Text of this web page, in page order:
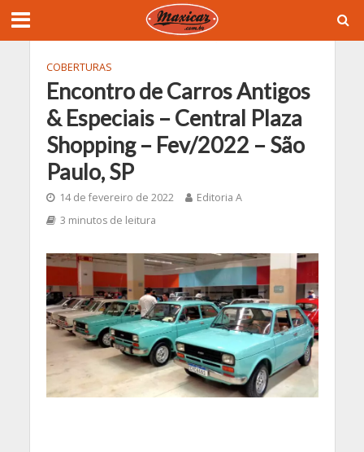
COBERTURAS
Encontro de Carros Antigos
& Especiais – Central Plaza
Shopping – Fev/2022 – São
Paulo, SP
14 de fevereiro de 2022
Editoria A
3 minutos de leitura